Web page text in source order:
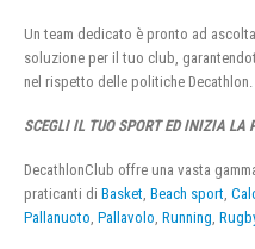
Un team dedicato è pronto ad
soluzione per il tuo club,
nel rispetto delle politiche Decathlon.
SCEGLI IL TUO SPORT ED INIZIA LA
DecathlonClub offre una vasta
praticanti di Basket, Beach sport,
Pallanuoto, Pallavolo, Running,